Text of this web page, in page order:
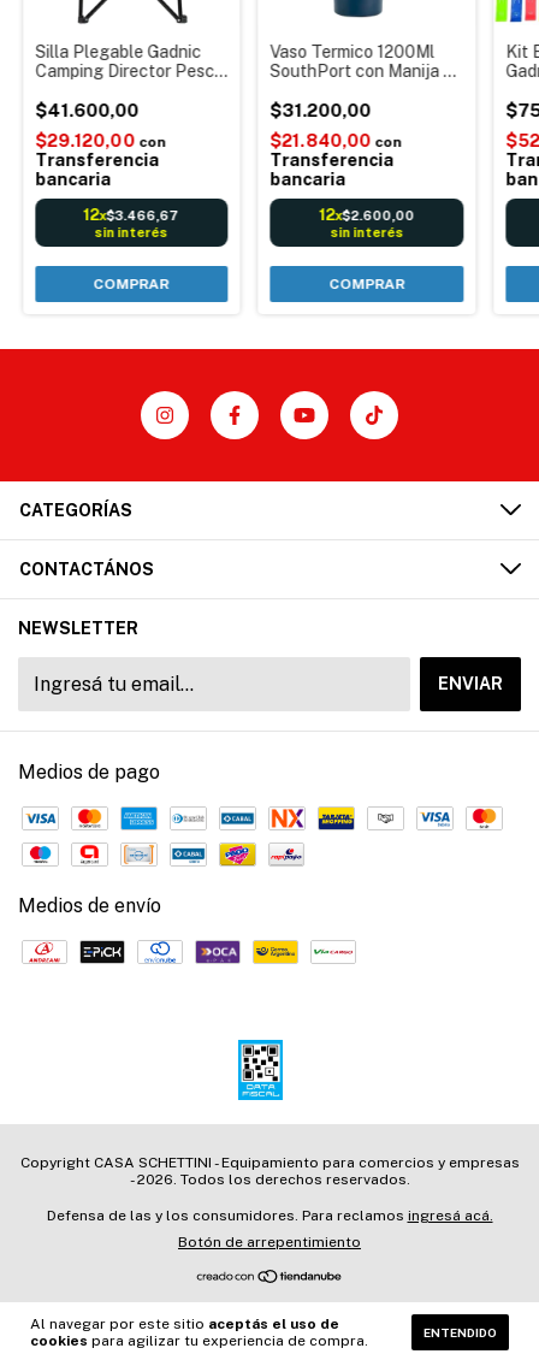
Al navegar por este sitio aceptás el uso de
cookies para agilizar tu experiencia de compra. ENTENDIDO
Silla Plegable Gadnic
Camping Director Pesca
Campamento Córdoba
Envíos
$41.600,00
$29.120,00 con
Transferencia
bancaria
12x$3.466,67
sin interés
Vaso Termico 1200Ml
SouthPort con Manija y
$31.200,00
$21.840,00 con
Transferencia
bancaria
12x$2.600,00
sin interés
Kit
CATEGORÍAS
CONTACTÁNOS
NEWSLETTER
Medios de pago
Medios de envío
Copyright CASA SCHETTINI - Equipamiento para comercios y empresas
- 2026. Todos los derechos reservados.
Defensa de las y los consumidores. Para reclamos ingresá acá.
Botón de arrepentimiento